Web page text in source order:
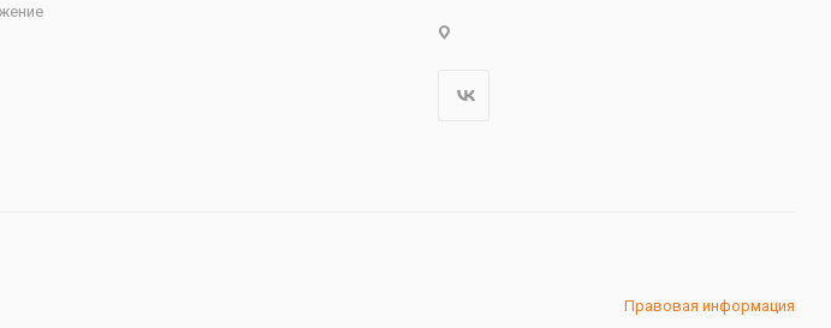
Правовая информация